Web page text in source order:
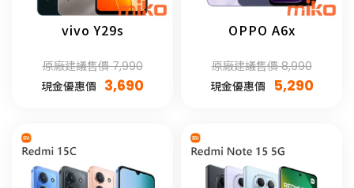
vivo Y29s
原廠建議售價 7,990
現金優惠價 3,690
OPPO A6x
原廠建議售價 8,990
現金優惠價
5,290